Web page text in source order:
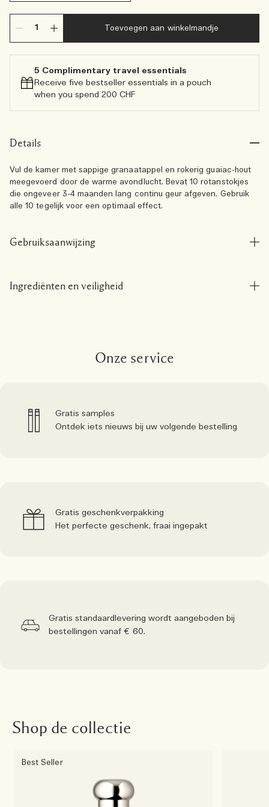
Toevoegen aan winkelmandje
5 Complimentary travel essentials​
Receive five bestseller essentials in a pouch
when you spend 200 CHF
Details
Vul de kamer met sappige granaatappel en rokerig guaiac-hout
meegevoerd door de warme avondlucht. Bevat 10 rotanstokjes
die ongeveer 3-4 maanden lang continu geur afgeven. Gebruik
alle 10 tegelijk voor een optimaal effect.
Gebruiksaanwijzing
Ingrediënten en veiligheid
Onze service
Gratis samples
Ontdek iets nieuws bij uw volgende bestelling
Gratis geschenkverpakking
Het perfecte geschenk, fraai ingepakt
Gratis standaardlevering wordt aangeboden bij
bestellingen vanaf € 60.
Shop de collectie
Best Seller